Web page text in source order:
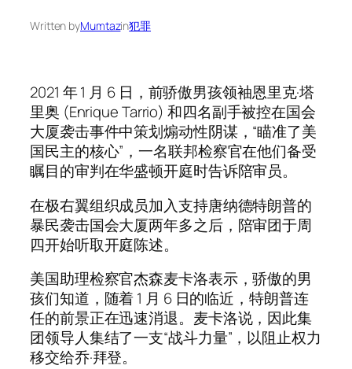
Written byMumtazin犯罪
2021 年 1 月 6 日，前骄傲男孩领袖恩里克·塔
里奥 (Enrique Tarrio) 和四名副手被控在国会
大厦袭击事件中策划煽动性阴谋，“瞄准了美
国民主的核心”，一名联邦检察官在他们备受
瞩目的审判在华盛顿开庭时告诉陪审员。
在极右翼组织成员加入支持唐​​纳德特朗普的
暴民袭击国会大厦两年多之后，陪审团于周
四开始听取开庭陈述。
美国助理检察官杰森麦卡洛表示，骄傲的男
孩们知道，随着 1 月 6 日的临近，特朗普连
任的前景正在迅速消退。麦卡洛说，因此集
团领导人集结了一支“战斗力量”，以阻止权力
移交给乔·拜登。